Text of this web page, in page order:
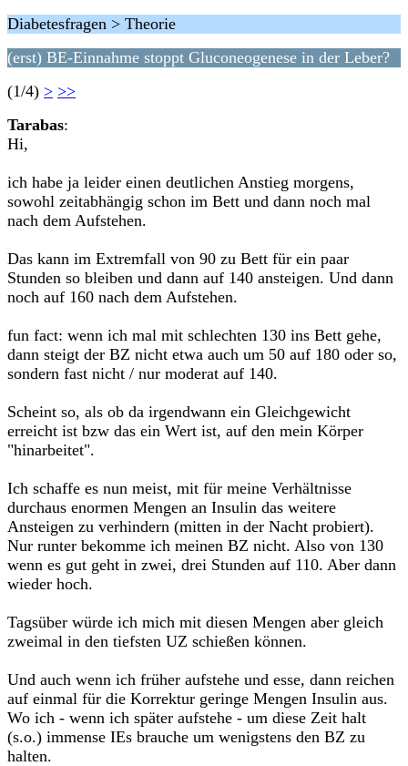
Diabetesfragen > Theorie
(erst) BE-Einnahme stoppt Gluconeogenese in der Leber?
(1/4) > >>
Tarabas:
Hi,
ich habe ja leider einen deutlichen Anstieg morgens,
sowohl zeitabhängig schon im Bett und dann noch mal
nach dem Aufstehen.
Das kann im Extremfall von 90 zu Bett für ein paar
Stunden so bleiben und dann auf 140 ansteigen. Und dann
noch auf 160 nach dem Aufstehen.
fun fact: wenn ich mal mit schlechten 130 ins Bett gehe,
dann steigt der BZ nicht etwa auch um 50 auf 180 oder so,
sondern fast nicht / nur moderat auf 140.
Scheint so, als ob da irgendwann ein Gleichgewicht
erreicht ist bzw das ein Wert ist, auf den mein Körper
"hinarbeitet".
Ich schaffe es nun meist, mit für meine Verhältnisse
durchaus enormen Mengen an Insulin das weitere
Ansteigen zu verhindern (mitten in der Nacht probiert).
Nur runter bekomme ich meinen BZ nicht. Also von 130
wenn es gut geht in zwei, drei Stunden auf 110. Aber dann
wieder hoch.
Tagsüber würde ich mich mit diesen Mengen aber gleich
zweimal in den tiefsten UZ schießen können.
Und auch wenn ich früher aufstehe und esse, dann reichen
auf einmal für die Korrektur geringe Mengen Insulin aus.
Wo ich - wenn ich später aufstehe - um diese Zeit halt
(s.o.) immense IEs brauche um wenigstens den BZ zu
halten.